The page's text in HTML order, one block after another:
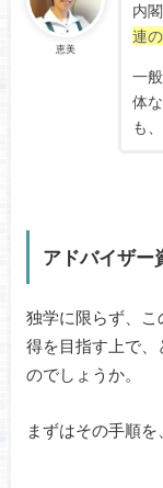
恵美
内
連
一
体
も
アドバイザー
独学に限らず、こ
得を目指す上で
のでしょうか。
まずはその手順を